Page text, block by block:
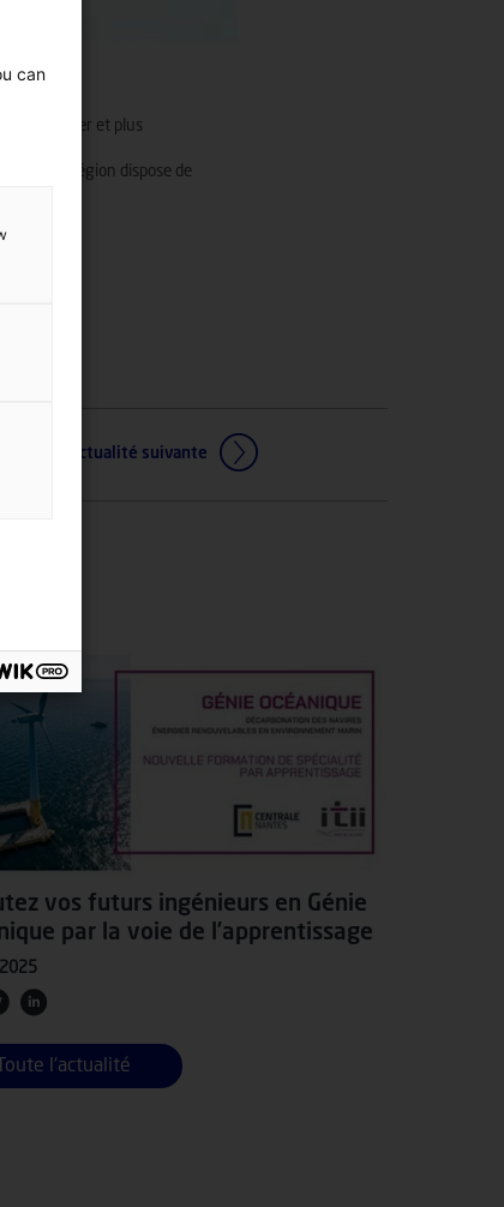
en mer et plus
la région dispose de
Actualité suivante
vos futurs ingénieurs en Génie
par la voie de l’apprentissage
Toute l'actualité
can